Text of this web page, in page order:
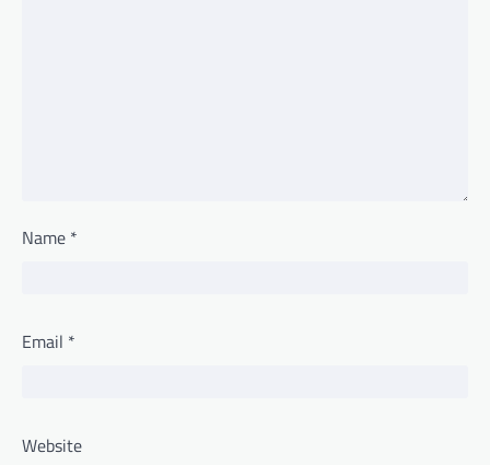
Name *
Email *
Website